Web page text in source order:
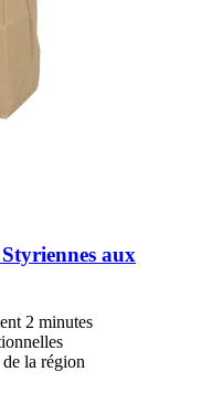
aux
2 minutes
la région